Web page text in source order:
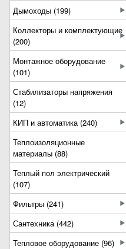
Дымоходы (199)
Коллекторы и комплектующие
(200)
Монтажное оборудование
(101)
Стабилизаторы напряжения
(12)
КИП и автоматика (240)
Теплоизоляционные
материалы (88)
Теплый пол электрический
(107)
Фильтры (241)
Сантехника (442)
Тепловое оборудование (96)